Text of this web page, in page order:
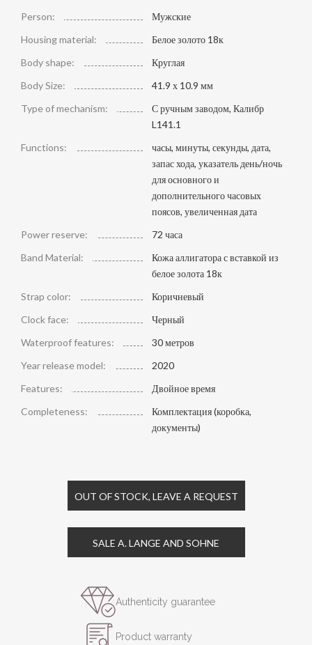
Person:
Мужские
Housing material:
Белое золото 18к
Body shape:
Круглая
Body Size:
41.9 х 10.9 мм
Type of mechanism:
С ручным заводом, Калибр
L141.1
Functions:
часы, минуты, секунды, дата,
запас хода, указатель день/ночь
для основного и
дополнительного часовых
поясов, увеличенная дата
Power reserve:
72 часа
Band Material:
Кожа аллигатора с вставкой из
белое золота 18к
Strap color:
Коричневый
Clock face:
Черный
Waterproof features:
30 метров
Year release model:
2020
Features:
Двойное время
Completeness:
Комплектация (коробка,
документы)
OUT OF STOCK, LEAVE A REQUEST
SALE A. LANGE AND SOHNE
Authenticity guarantee
Product warranty